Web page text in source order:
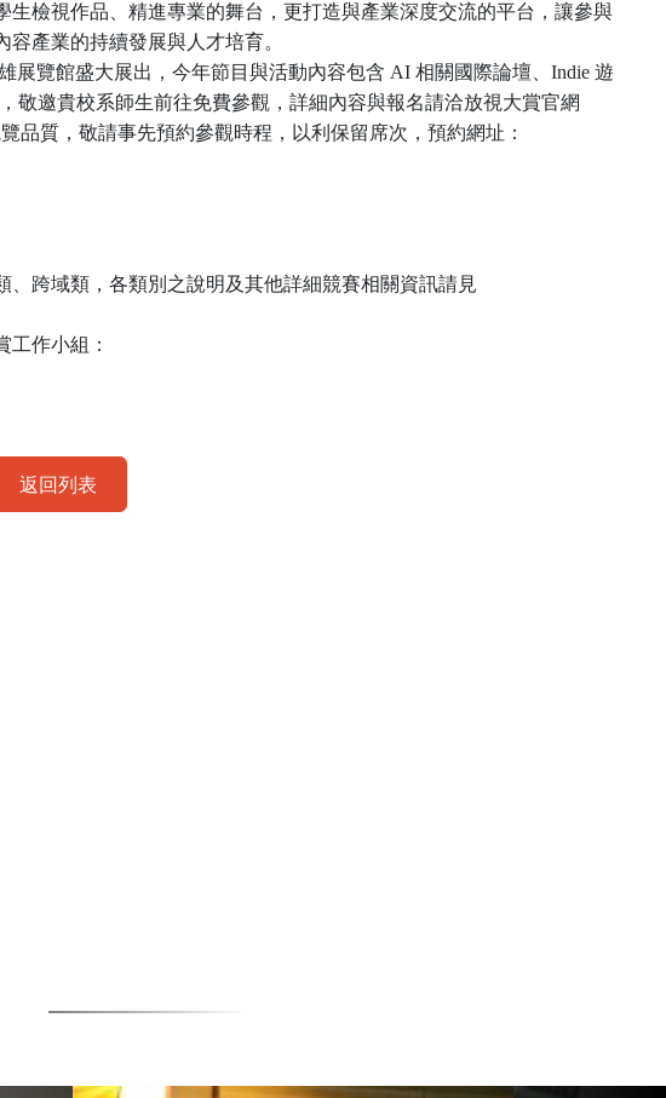
生檢視作品、精進專業的舞台，更打造與產業深度交流的平台，讓參與
產業的持續發展與人才培育。
雄展覽館盛大展出，今年節目與活動內容包含 AI 相關國際論壇、 Indie 遊
敬邀貴校系師生前往免費參觀，詳細內容與報名請洽放視大賞官網
品質，敬請事先預約參觀時程，以利保留席次，預約網址：
、跨域類，各類別之說明及其他詳細競賽相關資訊請見
工作小組：
返回列表